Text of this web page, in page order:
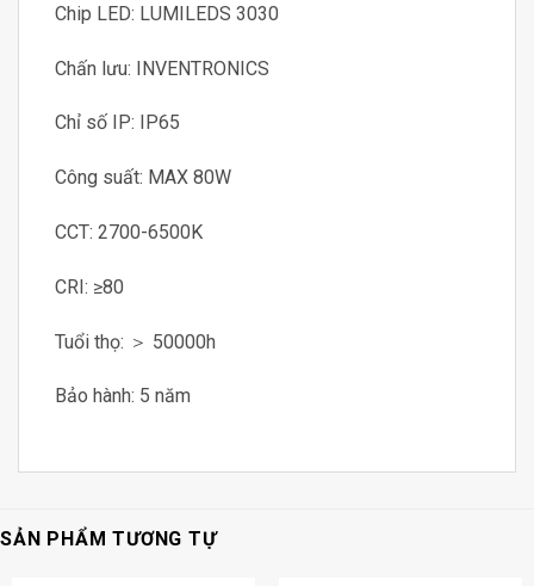
Chip LED: LUMILEDS 3030
Chấn lưu: INVENTRONICS
Chỉ số IP: IP65
Công suất: MAX 80W
CCT: 2700-6500K
CRI: ≥80
Tuổi thọ: ＞ 50000h
Bảo hành: 5 năm
SẢN PHẨM TƯƠNG TỰ